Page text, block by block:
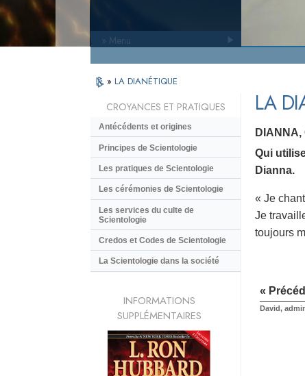
» Menu
» LA DIANÉTIQUE
LA
Qui
Dianna.
« Je
Je
toujours
«
David,
CROYANCES ET PRATIQUES
Antécédents et origines
Principes de Scientologie
Les pratiques de Scientologie
Les cérémonies de Scientologie
Les services du culte de
Scientologie
Credos et Codes de Scientologie
La Scientologie dans la société
INFORMATIONS
SUPPLÉMENTAIRES